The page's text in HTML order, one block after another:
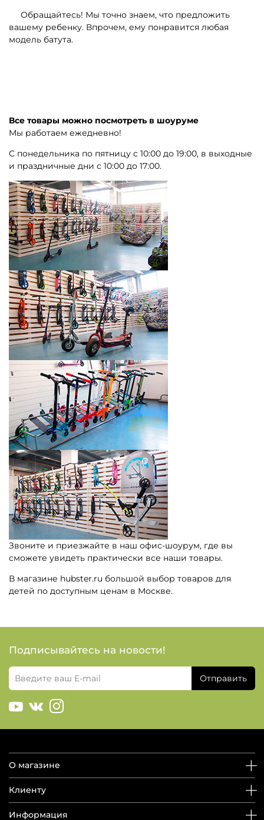
Обращайтесь! Мы точно знаем, что предложить
вашему ребенку. Впрочем, ему понравится любая
модель батута.
Все товары можно посмотреть в шоуруме
Мы работаем ежедневно!
С понедельника по пятницу с 10:00 до 19:00, в выходные
и праздничные дни с 10:00 до 17:00.
Звоните и приезжайте в наш офис-шоурум, где вы
сможете увидеть практически все наши товары.
В магазине hubster.ru большой выбор товаров для
детей по доступным ценам в Москве.
Подписывайтесь на новости!
Отправить
О магазине
Клиенту
Информация